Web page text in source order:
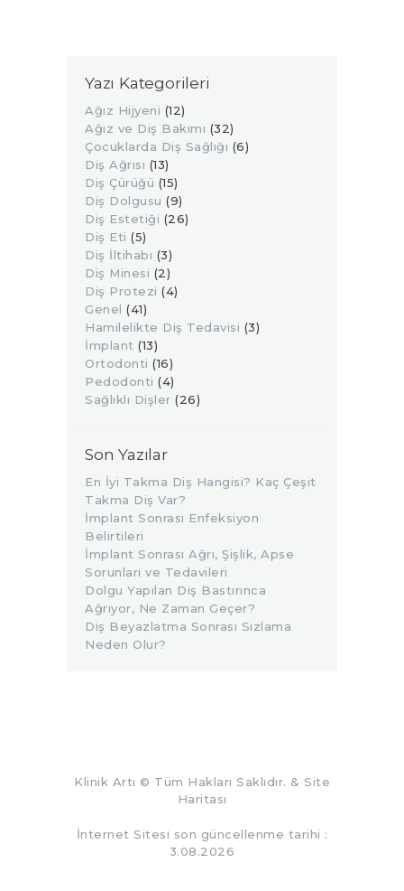
Yazı Kategorileri
Ağız Hijyeni (12)
Ağız ve Diş Bakımı (32)
Çocuklarda Diş Sağlığı (6)
Diş Ağrısı (13)
Diş Çürüğü (15)
Diş Dolgusu (9)
Diş Estetiği (26)
Diş Eti (5)
Diş İltihabı (3)
Diş Minesi (2)
Diş Protezi (4)
Genel (41)
Hamilelikte Diş Tedavisi (3)
İmplant (13)
Ortodonti (16)
Pedodonti (4)
Sağlıklı Dişler (26)
Son Yazılar
En İyi Takma Diş Hangisi? Kaç Çeşit
Takma Diş Var?
İmplant Sonrası Enfeksiyon
Belirtileri
İmplant Sonrası Ağrı, Şişlik, Apse
Sorunları ve Tedavileri
Dolgu Yapılan Diş Bastırınca
Ağrıyor, Ne Zaman Geçer?
Diş Beyazlatma Sonrası Sızlama
Neden Olur?
Klinik Artı © Tüm Hakları Saklıdır. & Site
Haritası
İnternet Sitesi son güncellenme tarihi :
3.08.2026